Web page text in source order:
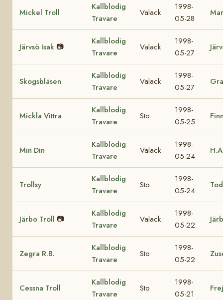
Mickel Troll
Kallblodig
Travare
Valack
1998-
05-28
Järvsö Isak 📷
Kallblodig
Travare
Valack
1998-
05-27
Skogsbläsen
Kallblodig
Travare
Valack
1998-
05-27
Mickla Vittra
Kallblodig
Travare
Sto
1998-
05-25
Min Din
Kallblodig
Travare
Valack
1998-
05-24
Trollsy
Kallblodig
Travare
Sto
1998-
05-24
Järbo Troll 📷
Kallblodig
Travare
Valack
1998-
05-22
Zegra R.B.
Kallblodig
Travare
Sto
1998-
05-22
Cessna Troll
Kallblodig
Travare
Sto
1998-
05-21